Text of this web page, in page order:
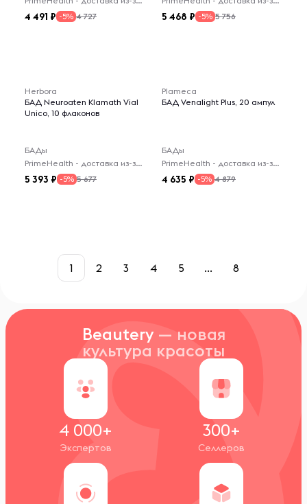
4 491 -5% 4 727 5 468 -5% 5 756
Herbora
БАД Neuroaten Klamath Vial
Unico, 10 флаконов
БАДы
PrimeHealth - доставка из-за рубежа
5 393 -5% 5 677
Plameca
БАД Venalight Plus, 20 ампул
БАДы
PrimeHealth - доставка из-за рубежа
4 635 -5% 4 879
1 2 3 4 5 ... 8
Beautery — новая
культура красоты
4 000+
Экспертов
300+
Селлеров